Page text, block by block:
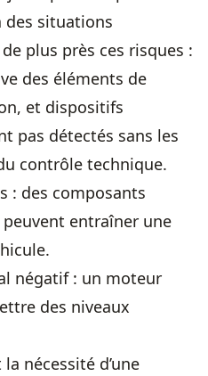
des situations
plus près ces risques :
des éléments de
et dispositifs
pas détectés sans les
contrôle technique.
: des composants
entraîner une
négatif : un moteur
des niveaux
nécessité d’une